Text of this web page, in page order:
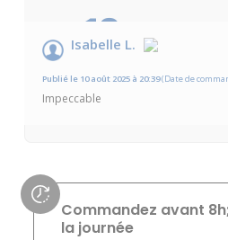
10/10
Basé sur 1 avis
Isabelle L.
Publié le 10 août 2025 à 20:39(Date de
Impeccable
Commandez avant
la journée